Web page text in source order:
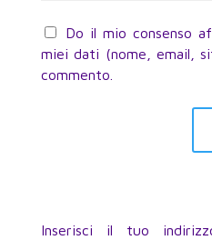
Do il mio consenso
miei dati (nome, email,
commento.
Inserisci il tuo